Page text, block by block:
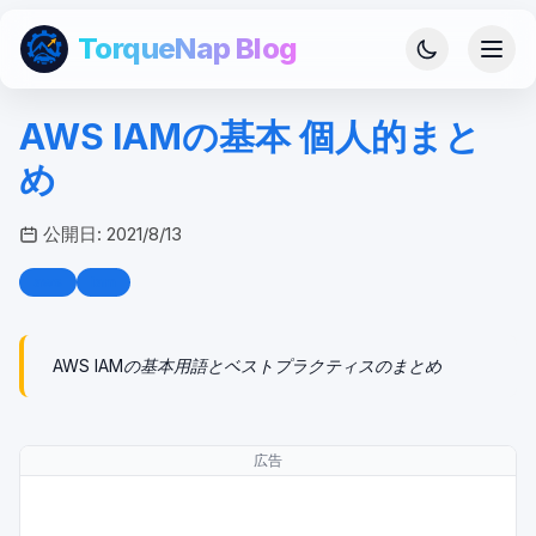
TorqueNap Blog
AWS IAMの基本 個人的まと
め
公開日: 2021/8/13
AWS IAMの基本用語とベストプラクティスのまとめ
広告